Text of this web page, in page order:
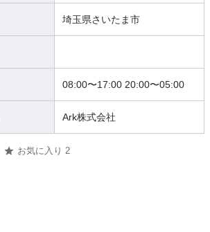
埼玉県さいたま市
08:00〜17:00 20:00〜05:00
Ark株式会社
お気に入り 2